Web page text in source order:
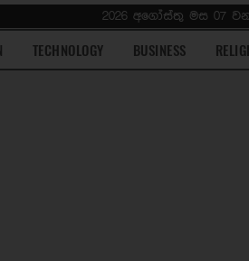
2026 අගෝස්තු මස 07
TECHNOLOGY BUSINESS